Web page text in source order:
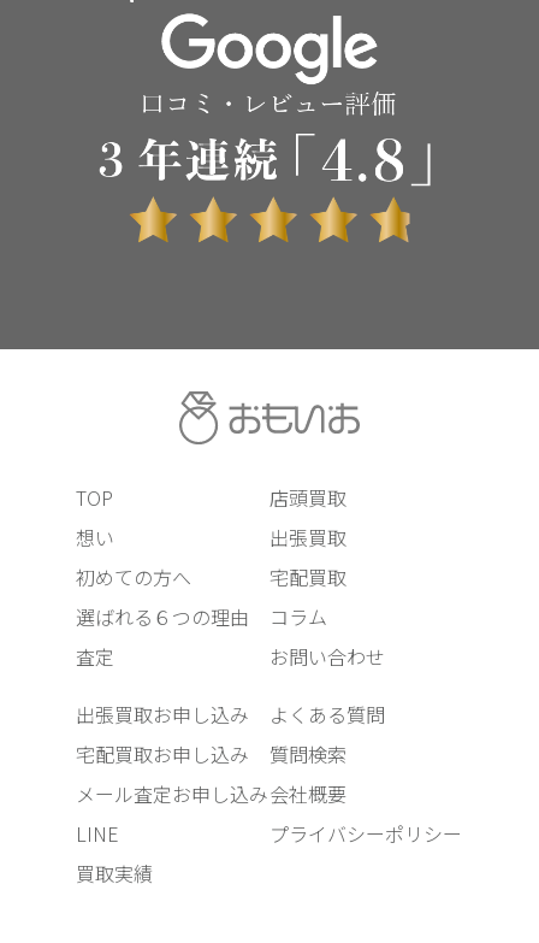
TOP
想い
初めての方へ
選ばれる６つの理由
査定
店頭買取
出張買取
宅配買取
コラム
お問い合わせ
出張買取お申し込み
宅配買取お申し込み
メール査定お申し込み
LINE
買取実績
よくある質問
質問検索
会社概要
プライバシーポリシー